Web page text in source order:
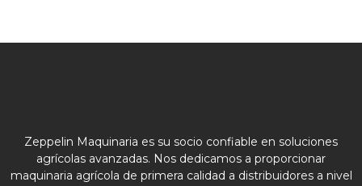
Zeppelin Maquinaria es su socio confiable en soluciones
agrícolas avanzadas. Nos dedicamos a proporcionar
maquinaria agrícola de primera calidad a distribuidores a nivel